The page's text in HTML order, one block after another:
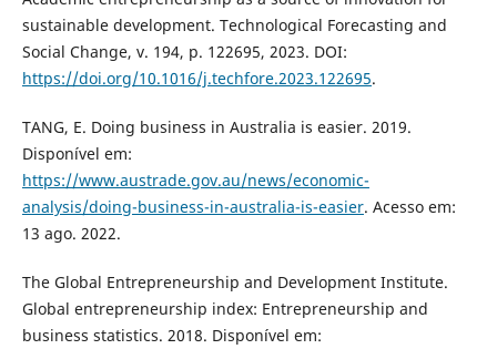
sustainable development. Technological Forecasting and
Social Change, v. 194, p. 122695, 2023. DOI:
https://doi.org/10.1016/j.techfore.2023.122695.
TANG, E. Doing business in Australia is easier. 2019.
Disponível em:
https://www.austrade.gov.au/news/economic-
analysis/doing-business-in-australia-is-easier. Acesso em:
13 ago. 2022.
The Global Entrepreneurship and Development Institute.
Global entrepreneurship index: Entrepreneurship and
business statistics. 2018. Disponível em: